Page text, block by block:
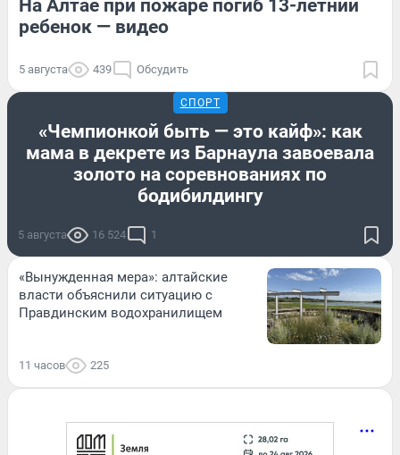
На Алтае при пожаре погиб 13-летний
ребенок — видео
5 августа 439 Обсудить
СПОРТ
«Чемпионкой быть — это кайф»: как
мама в декрете из Барнаула завоевала
золото на соревнованиях по
бодибилдингу
5 августа 16 524 1
«Вынужденная мера»: алтайские
власти объяснили ситуацию с
Правдинским водохранилищем
11 часов 225